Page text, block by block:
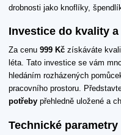
drobnosti jako knoflíky,
Investice do kvality
Za cenu 999 Kč získáváte
léta. Tato investice se vám
hledáním rozházených
pracovního prostoru.
potřeby přehledně uložené a
Technické parametry